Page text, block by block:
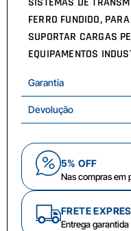
FERRO FUNDIDO,
SUPORTAR CARGAS
EQUIPAMENTOS
Garantia
Devolução
5% OFF
Nas compras em
FRETE
Entrega garantida